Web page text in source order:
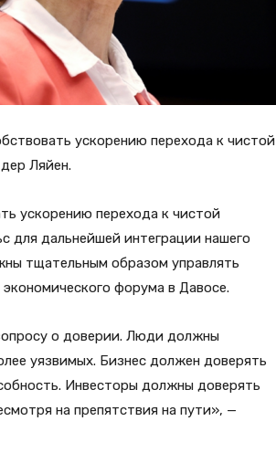
ускорению перехода к чистой
Ляйен.
ускорению перехода к чистой
для дальнейшей интеграции нашего
тщательным образом управлять
форума в Давосе.
о доверии. Люди должны
уязвимых. Бизнес должен доверять
Инвесторы должны доверять
на препятствия на пути», —